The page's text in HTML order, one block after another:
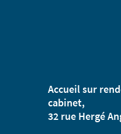
Accueil sur
cabinet,
32 rue Hergé